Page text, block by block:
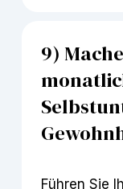
9)
Führen Sie